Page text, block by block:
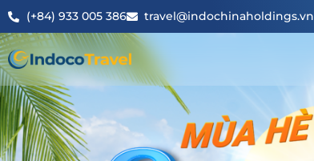
(+84) 933 005 386 travel@indochinaholdings.vn